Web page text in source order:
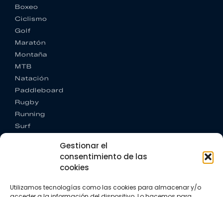
Gestionar el
consentimiento de las
cookies
Utilizamos tecnologías como las cookies para almacenar y/o
Boxeo
Ciclismo
Golf
Maratón
Montaña
MTB
Natación
Paddleboard
Rugby
Running
Surf
CONTACTO
+34 662 342 177